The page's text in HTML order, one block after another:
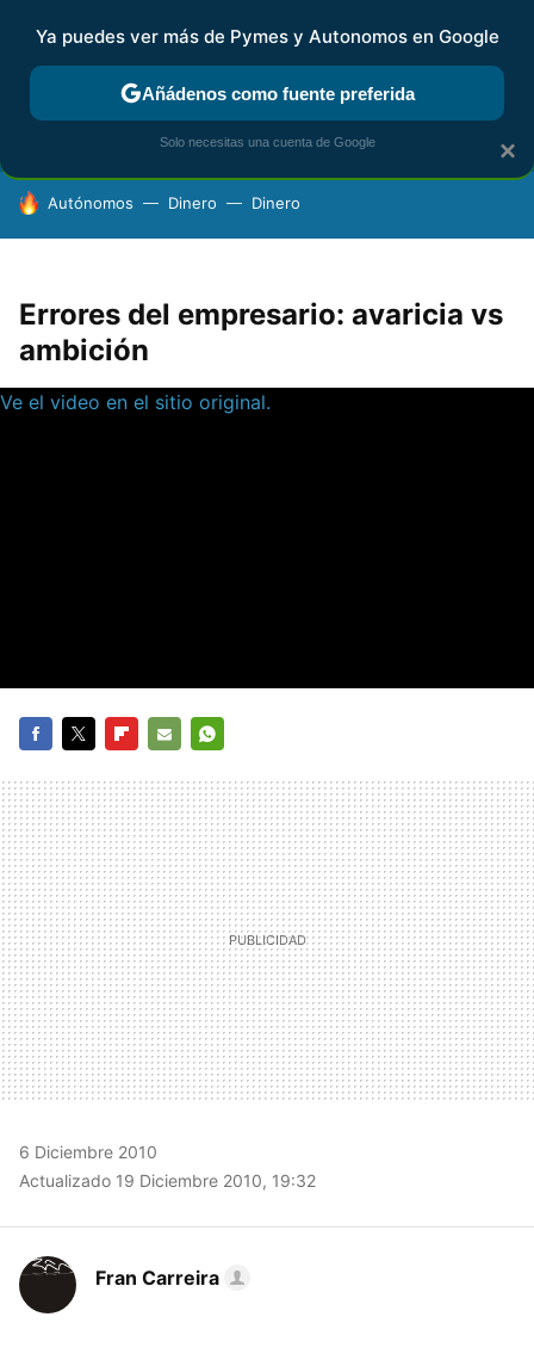
FISCALIDAD Y CONTABILIDAD KIT DIGITAL RENTA
HOY SE HABLA DE
Autónomos Dinero Dinero
Errores del empresario: avaricia vs
ambición
Ve el video en el sitio original.
MAIL
6 Diciembre 2010
Actualizado 19 Diciembre 2010, 19:32
Fran Carreira
×
Ya puedes ver más de Pymes y Autonomos en Google
Añádenos como fuente preferida
Solo necesitas una cuenta de Google